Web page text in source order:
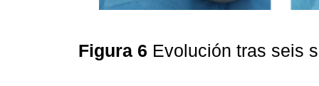
Figura 6 Evolución tras seis